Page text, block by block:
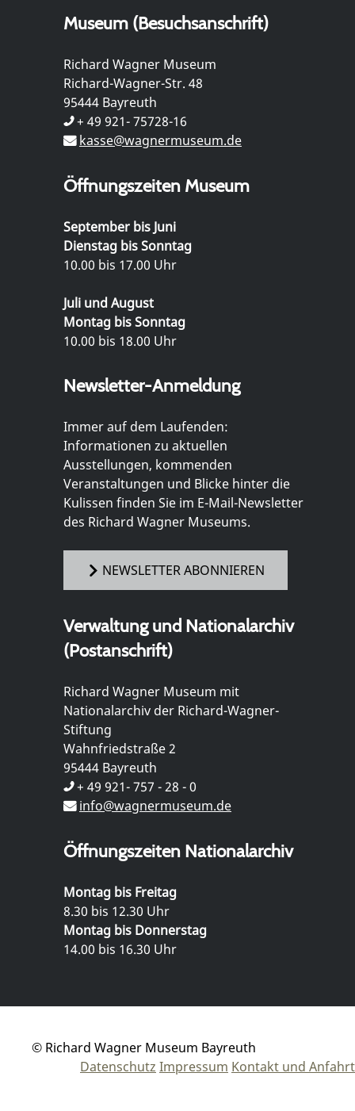
Museum (Besuchsanschrift)
Richard Wagner Museum
Richard-Wagner-Str. 48
95444 Bayreuth
+ 49 921- 75728-16
kasse@wagnermuseum.de
Öffnungszeiten Museum
September bis Juni
Dienstag bis Sonntag
10.00 bis 17.00 Uhr
Juli und August
Montag bis Sonntag
10.00 bis 18.00 Uhr
Newsletter-Anmeldung
Immer auf dem Laufenden:
Informationen zu aktuellen
Ausstellungen, kommenden
Veranstaltungen und Blicke hinter die
Kulissen finden Sie im E-Mail-Newsletter
des Richard Wagner Museums.
NEWSLETTER ABONNIEREN
Verwaltung und Nationalarchiv
(Postanschrift)
Richard Wagner Museum mit
Nationalarchiv der Richard-Wagner-
Stiftung
Wahnfriedstraße 2
95444 Bayreuth
+ 49 921- 757 - 28 - 0
info@wagnermuseum.de
Öffnungszeiten Nationalarchiv
Montag bis Freitag
8.30 bis 12.30 Uhr
Montag bis Donnerstag
14.00 bis 16.30 Uhr
© Richard Wagner Museum Bayreuth
Datenschutz Impressum Kontakt und Anfahrt